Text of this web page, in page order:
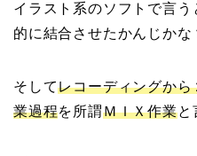
イラスト系のソフトで言
的に結合させたかんじかな
そしてレコーディングか
業過程を所謂ＭＩＸ作業と